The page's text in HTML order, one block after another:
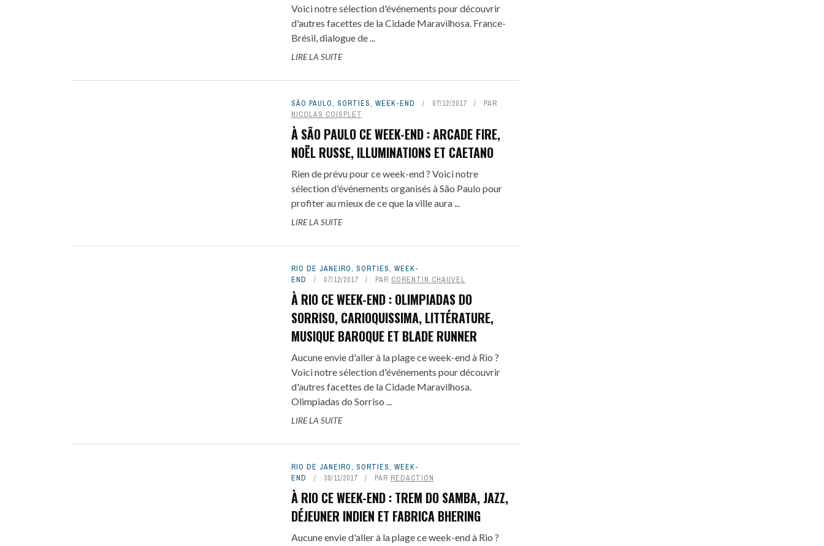
Voici notre sélection d'événements pour découvrir
d'autres facettes de la Cidade Maravilhosa. France-
Brésil, dialogue de ...
LIRE LA SUITE
SÃO PAULO, SORTIES, WEEK-END 07/12/2017
PAR
NICOLAS COISPLET
À SÃO PAULO CE WEEK-END : ARCADE FIRE,
NOËL RUSSE, ILLUMINATIONS ET CAETANO
Rien de prévu pour ce week-end ? Voici notre
sélection d'événements organisés à São Paulo pour
profiter au mieux de ce que la ville aura ...
LIRE LA SUITE
RIO DE JANEIRO, SORTIES, WEEK-
END
07/12/2017 PAR CORENTIN CHAUVEL
À RIO CE WEEK-END : OLIMPIADAS DO
SORRISO, CARIOQUISSIMA, LITTÉRATURE,
MUSIQUE BAROQUE ET BLADE RUNNER
Aucune envie d'aller à la plage ce week-end à Rio ?
Voici notre sélection d'événements pour découvrir
d'autres facettes de la Cidade Maravilhosa.
Olimpiadas do Sorriso ...
LIRE LA SUITE
RIO DE JANEIRO, SORTIES, WEEK-
END
30/11/2017 PAR REDACTION
À RIO CE WEEK-END : TREM DO SAMBA, JAZZ,
DÉJEUNER INDIEN ET FABRICA BHERING
Aucune envie d'aller à la plage ce week-end à Rio ?